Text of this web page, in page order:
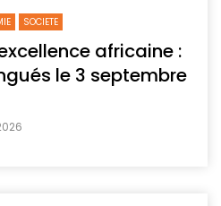
SOCIETE
africaine :
le 3 septembre